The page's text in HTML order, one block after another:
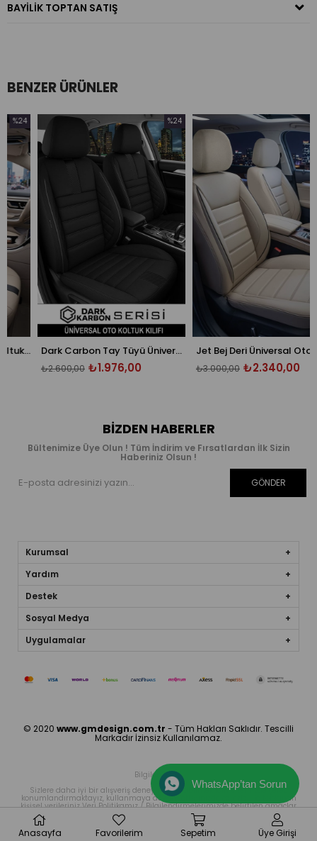
BAYILIK TOPTAN SATIŞ
BENZER ÜRÜNLER
Oniks Bej Tay Tüyü Oto Koltuk Kılıfı - Ön Arka 5 Koltuk Tam Set - Üniversal Dark Carbon Tay Tüyü Üniversal Oto Koltuk Kılıfı - 5 Koltuk Tam Set
₺1.976,00
₺2.600,00
%24
İndirim
%24İndirim
₺2.340,00
₺3.000,00
%22
BIZDEN HABERLER
Bültenimize Üye Olun ! Tüm İndirim ve Fırsatlardan İlk Sizin
Haberiniz Olsun !
GÖNDER
Kurumsal
Yardım
Destek
Sosyal Medya
Uygulamalar
© 2020 www.gmdesign.com.tr - Tüm Hakları Saklıdır. Tescilli
Markadır İzinsiz Kullanılamaz.
Bilgilendirme
Sizlere daha iyi bir alışveriş deneyimi sunabilmek icin sitemizde çerez
konumlandırmaktayız, kullanmaya devam ettiğinizde çerezler ile toplanan
kişisel verileriniz Veri Politikamız / Bilgilendirmelerimizde belirtilen amaçlar
ve yöntemlerle mevzuatına uygun olarak kullanılacaktır.
WhatsApp’tan Sorun
Anasayfa Favorilerim Sepetim Üye Girişi